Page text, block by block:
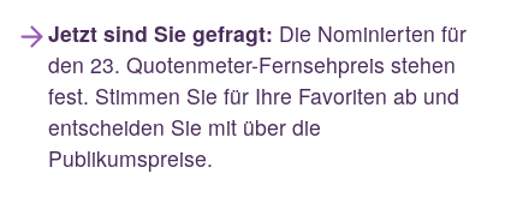
Jetzt sind Sie gefragt: Die Nominierten für
den 23. Quotenmeter-Fernsehpreis stehen
fest. Stimmen Sie für Ihre Favoriten ab und
entscheiden Sie mit über die
Publikumspreise.